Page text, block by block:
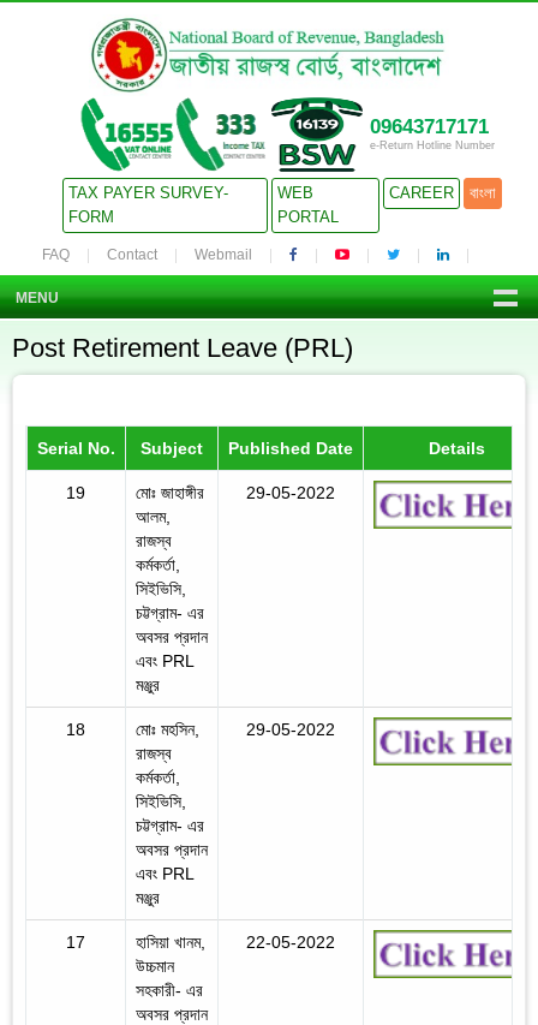
09643717171
e-Return Hotline Number
TAX PAYER SURVEY-
FORM
WEB
PORTAL
CAREER বাংলা
FAQ Contact Webmail
MENU
Post Retirement Leave (PRL)
Serial No. Subject Published Date Details
19
মোঃ জাহাঙ্গীর
আলম,
রাজস্ব
কর্মকর্তা,
সিইভিসি,
চট্টগ্রাম- এর
অবসর প্রদান
এবং PRL
মঞ্জুর
29-05-2022
18
মোঃ মহসিন,
রাজস্ব
কর্মকর্তা,
সিইভিসি,
চট্টগ্রাম- এর
অবসর প্রদান
এবং PRL
মঞ্জুর
29-05-2022
17
হাসিয়া খানম,
উচ্চমান
সহকারী- এর
অবসর প্রদান
22-05-2022